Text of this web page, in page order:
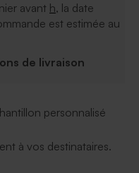
avant h, la date
est estimée au
de livraison
personnalisé
à vos destinataires.